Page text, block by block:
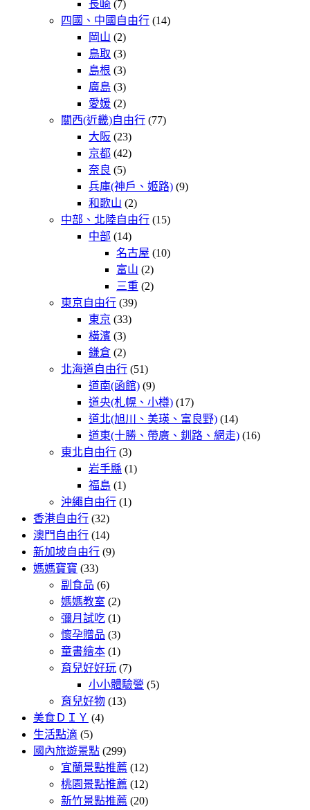
長崎 (7)
四國、中國自由行 (14)
岡山 (2)
鳥取 (3)
島根 (3)
廣島 (3)
愛媛 (2)
關西(近畿)自由行 (77)
大阪 (23)
京都 (42)
奈良 (5)
兵庫(神戶、姬路) (9)
和歌山 (2)
中部、北陸自由行 (15)
中部 (14)
名古屋 (10)
富山 (2)
三重 (2)
東京自由行 (39)
東京 (33)
橫濱 (3)
鎌倉 (2)
北海道自由行 (51)
道南(函館) (9)
道央(札幌、小樽) (17)
道北(旭川、美瑛、富良野) (14)
道東(十勝、帶廣、釧路、網走) (16)
東北自由行 (3)
岩手縣 (1)
福島 (1)
沖繩自由行 (1)
香港自由行 (32)
澳門自由行 (14)
新加坡自由行 (9)
媽媽寶寶 (33)
副食品 (6)
媽媽教室 (2)
彌月試吃 (1)
懷孕贈品 (3)
童書繪本 (1)
育兒好好玩 (7)
小小體驗營 (5)
育兒好物 (13)
美食ＤＩＹ (4)
生活點滴 (5)
國內旅遊景點 (299)
宜蘭景點推薦 (12)
桃園景點推薦 (12)
新竹景點推薦 (20)